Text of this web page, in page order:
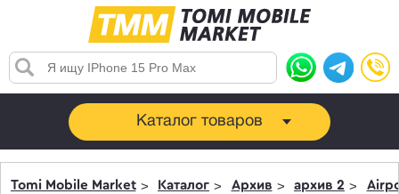
Каталог товаров
Tomi Mobile Market Каталог Архив архив 2